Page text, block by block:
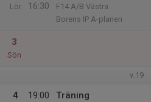
Lör
16:30
F14 A/B Västra
Borens IP A-planen
3
Sön
v.19
4
19:00
Träning